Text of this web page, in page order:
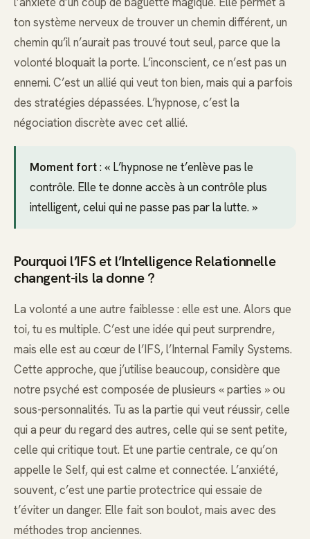
ton système nerveux de trouver un chemin différent, un
chemin qu’il n’aurait pas trouvé tout seul, parce que la
volonté bloquait la porte. L’inconscient, ce n’est pas un
ennemi. C’est un allié qui veut ton bien, mais qui a parfois
des stratégies dépassées. L’hypnose, c’est la
négociation discrète avec cet allié.
Moment fort: « L’hypnose ne t’enlève pas le
contrôle. Elle te donne accès à un contrôle plus
intelligent, celui qui ne passe pas par la lutte. »
Pourquoi l’IFS et l’Intelligence Relationnelle
changent-ils la donne ?
La volonté a une autre faiblesse : elle est une. Alors que
toi, tu es multiple. C’est une idée qui peut surprendre,
mais elle est au cœur de l’IFS, l’Internal Family Systems.
Cette approche, que j’utilise beaucoup, considère que
notre psyché est composée de plusieurs « parties » ou
sous-personnalités. Tu as la partie qui veut réussir, celle
qui a peur du regard des autres, celle qui se sent petite,
celle qui critique tout. Et une partie centrale, ce qu’on
appelle le Self, qui est calme et connectée. L’anxiété,
souvent, c’est une partie protectrice qui essaie de
t’éviter un danger. Elle fait son boulot, mais avec des
méthodes trop anciennes.